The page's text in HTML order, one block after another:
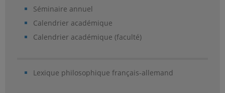
Séminaire annuel
Calendrier académique
Calendrier académique (faculté)
Lexique philosophique français-allemand